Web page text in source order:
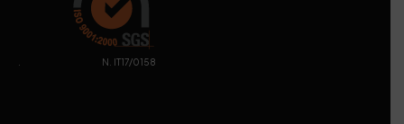
. N. IT17/0158